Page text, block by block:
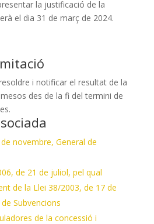
la justificació de la
el dia 31 de març de 2024.
i notificar el resultat de la
des de la fi del termini de
novembre, General de
de 21 de juliol, pel qual
de la Llei 38/2003, de 17 de
Subvencions
de la concessió i